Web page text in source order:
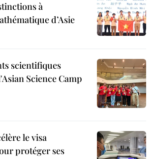
à
d’Asie
scientifiques
Science Camp
le visa
protéger ses